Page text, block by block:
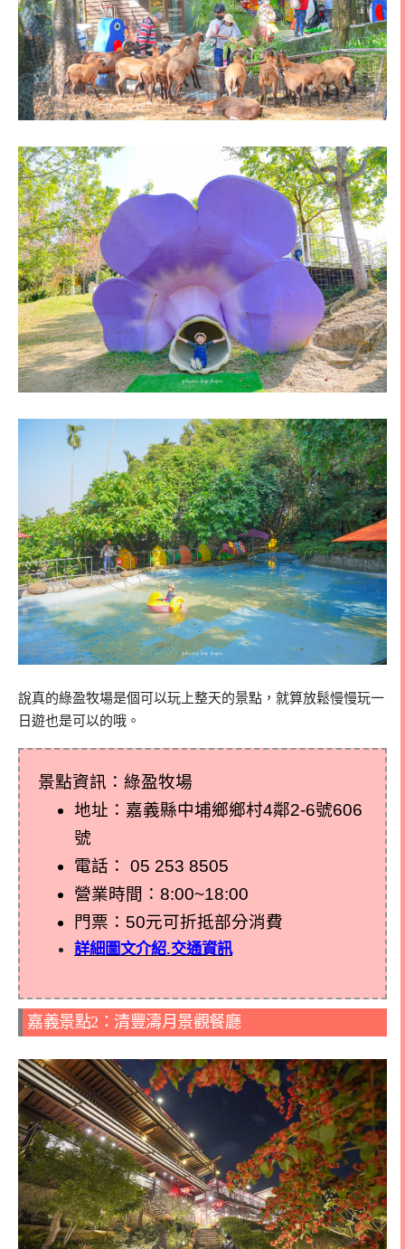
說真的綠盈牧場是個可以玩上整天的景點，就算放鬆慢慢玩一
日遊也是可以的哦。
景點資訊：綠盈牧場
地址：嘉義縣中埔鄉鄉村4鄰2-6號606
號
電話：
05 253 8505
營業時間：8:00~18:00
門票：50元可折抵部分消費
詳細圖文介紹.交通資訊
嘉義景點2：清豐濤月景觀餐廳